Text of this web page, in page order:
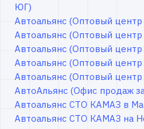
ЮГ)
Автоальянс (Оптовый
Автоальянс (Оптовый центр
Автоальянс (Оптовый
Автоальянс (Оптовый
Автоальянс (Оптовый
АвтоАльянс (Офис продаж
Автоальянс СТО КАМАЗ в
Автоальянс СТО КАМАЗ на